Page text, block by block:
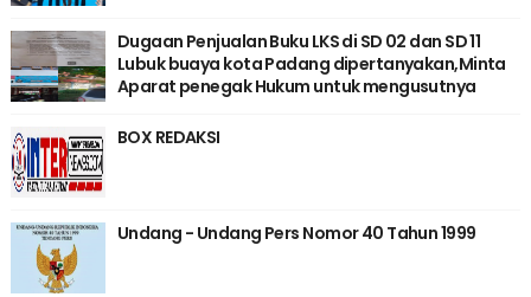
Dugaan Penjualan Buku LKS di SD 02 dan SD 11
Lubuk buaya kota Padang dipertanyakan,Minta
Aparat penegak Hukum untuk mengusutnya
BOX REDAKSI
Undang - Undang Pers Nomor 40 Tahun 1999